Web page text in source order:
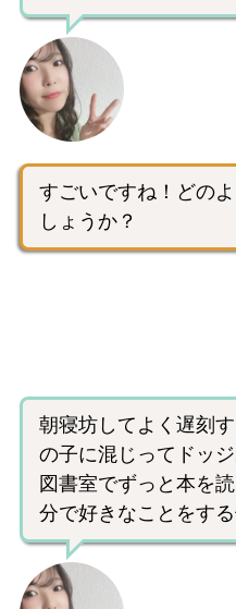
すごいですね！どの
しょうか？
朝寝坊してよく遅刻
の子に混じってドッ
図書室でずっと本を
分で好きなことをする